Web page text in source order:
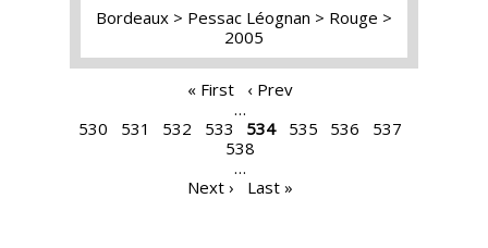
Bordeaux Pessac Léognan
Rouge
2005
« First
‹ Prev
…
530
531 532 533 534 535 536
537
538
…
Next ›
Last »